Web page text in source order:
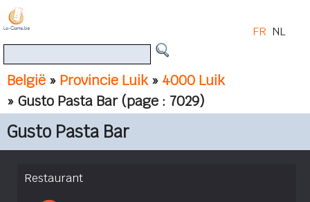
België » Provincie Luik» 4000 Luik
» Gusto Pasta Bar (page : 7029)
FR NL
Gusto Pasta Bar
Restaurant